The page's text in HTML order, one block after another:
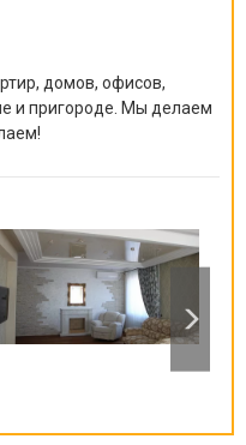
домов, офисов,
и пригороде. Мы делаем